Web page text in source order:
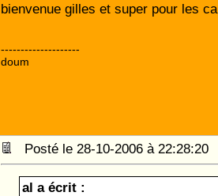
bienvenue gilles et super pour les
--------------------
doum
Posté le 28-10-2006 à
al a écrit :